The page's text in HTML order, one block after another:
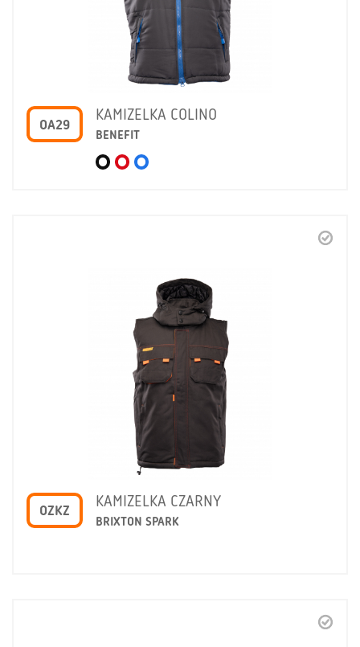
OA29
KAMIZELKA COLINO
BENEFIT
OZKZ
KAMIZELKA CZARNY
BRIXTON SPARK